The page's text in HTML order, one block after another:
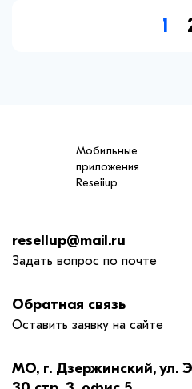
1
Мобильные
приложения
Reseiiup
resellup@mail.ru
Задать вопрос по почте
Обратная связь
Оставить заявку на сайте
МО, г. Дзержинский, ул.